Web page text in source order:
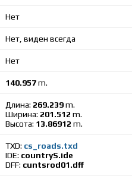
Нет
Нет, виден всегда
Нет
140.957m.
Длина: 269.239m.
Ширина: 201.512 m.
Высота: 13.86912 m.
TXD: cs_roads.txd
IDE: countryS.ide
DFF: cuntsrod01.dff